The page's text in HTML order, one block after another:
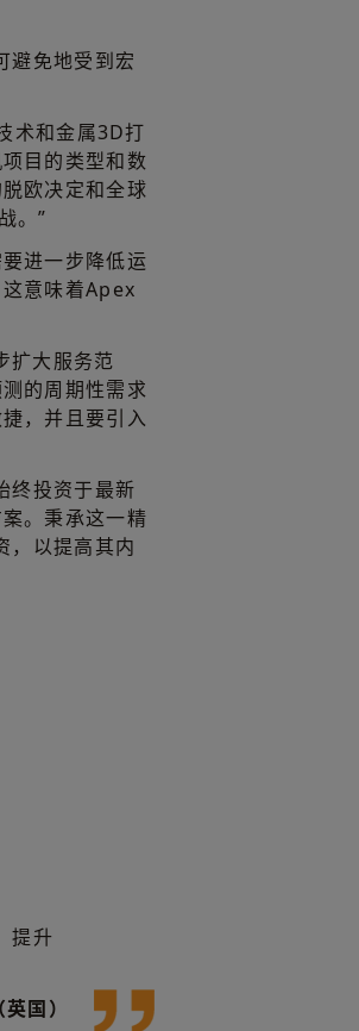
避免地受到宏
术和金属3D打
目的类型和数
欧决定和全球
。”
进一步降低运
意味着Apex
扩大服务范
的周期性需求
，并且要引入
终投资于最新
。秉承这一精
，以提高其内
提升
国）